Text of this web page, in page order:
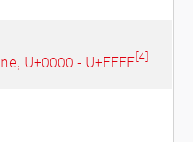
U+0000 - U+FFFF[4]